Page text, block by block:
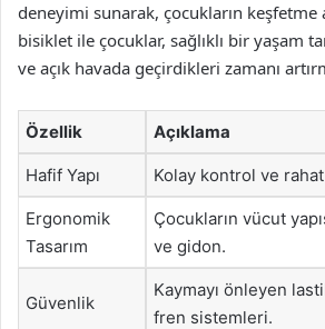
deneyimi sunarak, çocukların keşfetme
bisiklet ile çocuklar, sağlıklı bir yaşam
ve açık havada geçirdikleri zamanı
Özellik Açıklama
Hafif Yapı Kolay kontrol ve
Ergonomik
Tasarım
Çocukların vücut
ve gidon.
Güvenlik
Kaymayı önleyen
fren sistemleri.